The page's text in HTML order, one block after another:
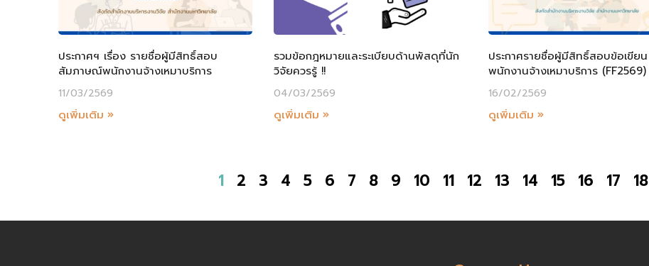
ประกาศฯ เรื่อง รายชื่อผู้มีสิทธิ์สอบ
สัมภาษณ์พนักงานจ้างเหมาบริการ
11/03/2569
ดูเพิ่มเติม »
รวมข้อกฎหมายและระเบียบด้านพัสดุที่นัก
วิจัยควรรู้ !!
04/03/2569
ดูเพิ่มเติม »
ประกาศรายชื่อผู้มีสิทธิ์สอบข้อเขียน
พนักงานจ้างเหมาบริการ (FF2569)
16/02/2569
ดูเพิ่มเติม »
1 2 3 4 5 6 7 8 9 10 11 12 13 14 15 16 17 18